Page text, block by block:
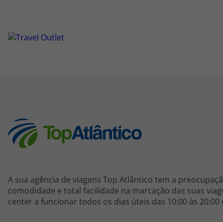
A sua agência de viagens Top Atlântico tem a
comodidade e total facilidade na marcação das suas
center a funcionar todos os dias úteis das 10:00 às 20:00